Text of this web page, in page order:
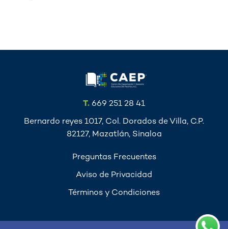
T. 669 251 28 41
Bernardo reyes 1017, Col. Dorados de Villa, C.P.
82127, Mazatlán, Sinaloa
Preguntas Frecuentes
Aviso de Privacidad
Términos y Condiciones